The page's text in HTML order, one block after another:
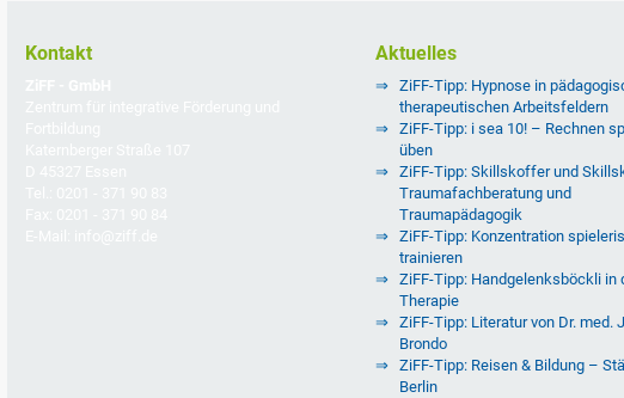
Kontakt Aktuelles
ZiFF-Tipp: Hypnose in
therapeutischen Arbeitsfeldern
ZiFF-Tipp: i sea 10! – Rechnen
üben
ZiFF-Tipp: Skillskoffer und
Traumafachberatung und
Traumapädagogik
ZiFF-Tipp: Konzentration
trainieren
ZiFF-Tipp: Handgelenksböckli in
Therapie
ZiFF-Tipp: Literatur von Dr. med.
Brondo
ZiFF-Tipp: Reisen & Bildung –
Berlin